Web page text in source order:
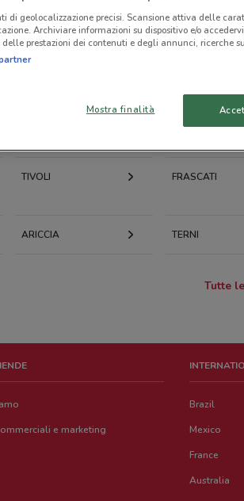
CIVITAVECCHIA
TIVOLI FRASCATI
ARICCIA TERNI
Tutte
e marketing
Brazil
Mexico
France
Australia
di geolocalizzazione precisi. Scansione attiva delle
Archiviare informazioni su dispositivo e/o
prestazioni dei contenuti e degli annunci, ricerche
Mostra finalità